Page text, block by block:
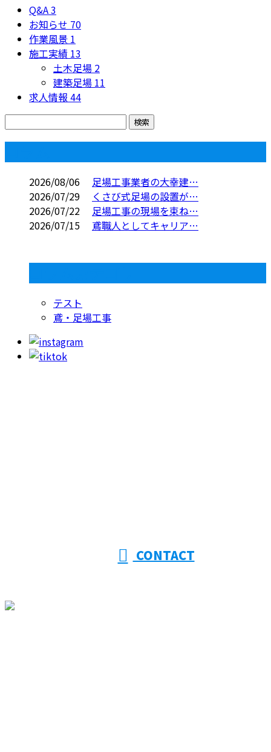
Q&A3
お知らせ 70
作業風景 1
施工実績 13
土木足場 2
建築足場 11
求人情報 44
2026/08/06
足場工事業者の大幸建…
2026/07/29
くさび式足場の設置が…
2026/07/22
足場工事の現場を束ね…
2026/07/15
鳶職人としてキャリア…
テスト
鳶・足場工事
CONTACT